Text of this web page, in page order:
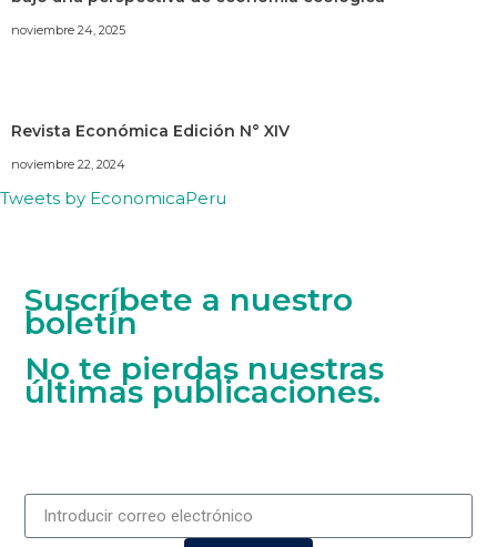
noviembre 24, 2025
Revista Económica Edición N° XIV
noviembre 22, 2024
Tweets by EconomicaPeru
Suscríbete a nuestro
boletín
No te pierdas nuestras
últimas publicaciones.